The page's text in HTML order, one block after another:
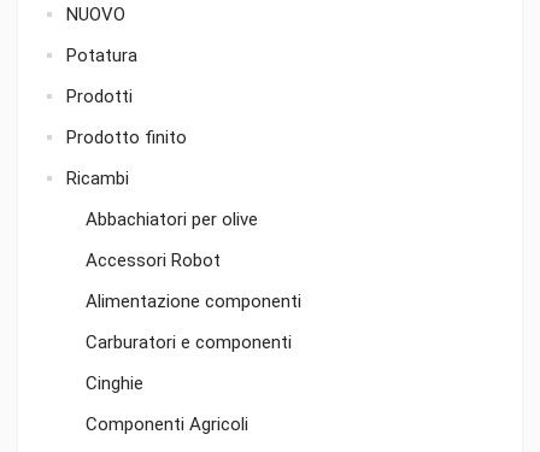
NUOVO
Potatura
Prodotti
Prodotto finito
Ricambi
Abbachiatori per olive
Accessori Robot
Alimentazione componenti
Carburatori e componenti
Cinghie
Componenti Agricoli